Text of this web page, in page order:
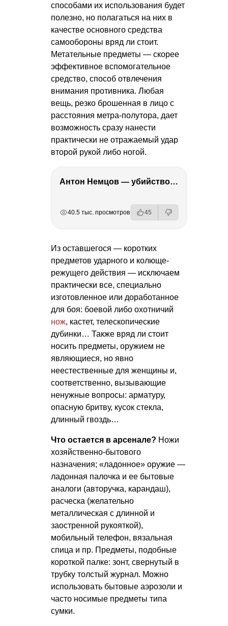
способами их использования будет
полезно, но полагаться на них в
качестве основного средства
самообороны вряд ли стоит.
Метательные предметы — скорее
эффективное вспомогательное
средство, способ отвлечения
внимания противника. Любая
вещь, резко брошенная в лицо с
расстояния метра-полутора, дает
возможность сразу нанести
практически не отражаемый удар
второй рукой либо ногой.
Антон Немцов — убийство Бориса Немцова, переезд в Дубай, семья и политика
40.5 тыс. просмотров 45
Из оставшегося — коротких
предметов ударного и колюще-
режущего действия — исключаем
практически все, специально
изготовленное или доработанное
для боя: боевой либо охотничий
нож, кастет, телескопические
дубинки… Также вряд ли стоит
носить предметы, оружием не
являющиеся, но явно
неестественные для женщины и,
соответственно, вызывающие
ненужные вопросы: арматуру,
опасную бритву, кусок стекла,
длинный гвоздь…
Что остается в арсенале? Ножи
хозяйственно-бытового
назначения; «ладонное» оружие —
ладонная палочка и ее бытовые
аналоги (авторучка, карандаш),
расческа (желательно
металлическая с длинной и
заостренной рукояткой),
мобильный телефон, вязальная
спица и пр. Предметы, подобные
короткой палке: зонт, свернутый в
трубку толстый журнал. Можно
использовать бытовые аэрозоли и
часто носимые предметы типа
сумки.